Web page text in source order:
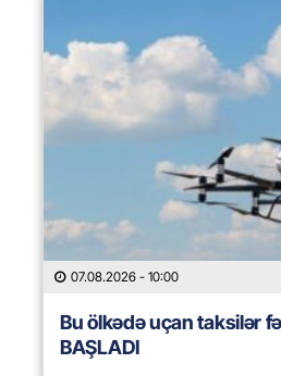
07.08.2026 - 10:00
Bu ölkədə uçan taksilər
BAŞLADI